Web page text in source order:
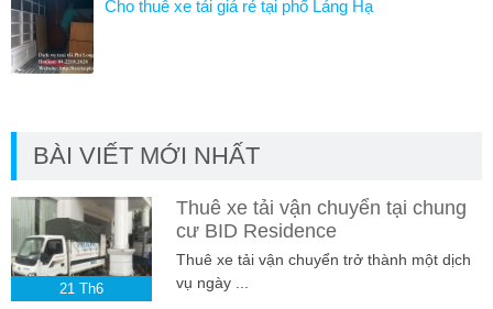
Cho thuê xe tải giá rẻ tại phố Láng Hạ
BÀI VIẾT MỚI NHẤT
21 Th6
Thuê xe tải vận chuyển tại chung
cư BID Residence
Thuê xe tải vận chuyển trở thành một dịch
vụ ngày ...